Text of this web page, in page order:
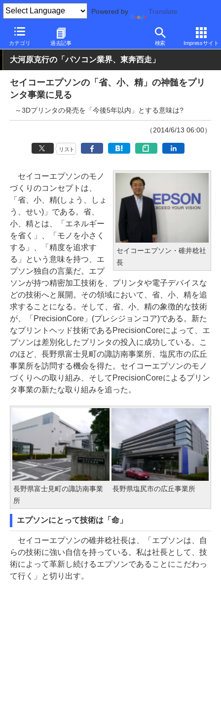
Powered by Translate
カテゴリ 過去記事 検索 Impressサイト
PC Watch 市場 動向
大河原克行の「パソコン業界、東奔西走」
セイコーエプソンの「省、小、精」の神髄をプリ
ンタ事業に見る
～3Dプリンタの発売を「今後5年以内」とする意味は?
（2014/6/13 06:00）
リスト
セイコーエプソン・碓井稔社
長
セイコーエプソンのモノ
づくりのコンセプトは、
「省、小、精(しょう、しょ
う、せい)」である。省、
小、精とは、「エネルギー
を省く」、「モノを小さく
する」、「精度を追求す
る」という意味を持つ、エ
プソン独自の言葉だ。エプ
ソンが持つ精密加工技術を、プリンタや電子デバイスな
どの技術へと展開。その領域において、省、小、精を追
求することになる。そして、省、小、精の象徴的な技術
が、「PrecisionCore」(プレシジョンコア)である。新た
なプリントヘッド技術であるPrecisionCoreによって、エ
プソンは差別化したプリンタの投入に成功している。こ
のほど、長野県富士見町の諏訪南事業所、塩尻市の広丘
事業所を訪問する機会を得た。セイコーエプソンのモノ
づくりへの取り組み、そしてPrecisionCoreによるプリン
タ事業の新たな取り組みを追った。
長野県富士見町の諏訪南事業
所
長野県塩尻市の広丘事業所
エプソンにとって技術は「命」
セイコーエプソンの碓井稔社長は、「エプソンは、自
らの技術に強い自信を持っている。私は社長として、技
術によって革新し続けるエプソンであることにこだわっ
て行く」と切り出す。